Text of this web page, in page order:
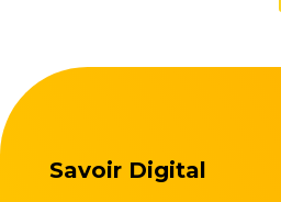
Savoir Digital